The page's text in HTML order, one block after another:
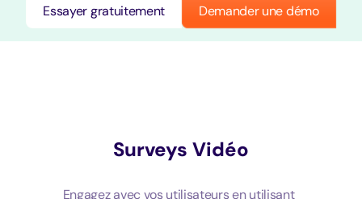
Essayer gratuitement Demander une démo
Surveys Vidéo
Engagez avec vos utilisateurs en utilisant